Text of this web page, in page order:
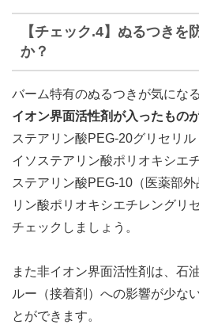
【チェック.4】ぬるつきを
か？
バーム特有のぬるつきが気にな
イオン界面活性剤が入ったもの
ステアリン酸PEG-20グリセリ
イソステアリン酸ポリオキシエ
ステアリン酸PEG-10（医薬部
リン酸ポリオキシエチレングリ
チェックしましょう。
また非イオン界面活性剤は、石
ルー（接着剤）への影響が少な
とができます。